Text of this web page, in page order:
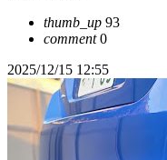
thumb_up 93
comment0
2025/12/15 12:55